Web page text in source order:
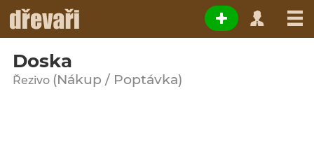
Doska
Řezivo (Nákup / Poptávka)